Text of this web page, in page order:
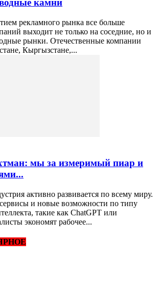
камни
рекламного рынка все больше
выходит не только на соседние, но и
рынки. Отечественные компании
Кыргызстане,...
мы за измеримый пиар и
активно развивается по всему миру.
и новые возможности по типу
такие как ChatGPT или
экономят рабочее...